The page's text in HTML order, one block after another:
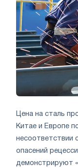
Цена на сталь
Китае и Европе
несоответствии
опасений
демонстрируют